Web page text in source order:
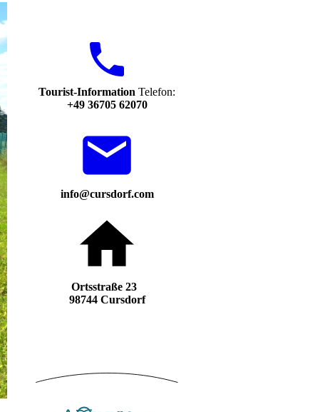
Tourist-Information Telefon:
+49 36705 62070
info@cursdorf.com
Ortsstraße 23
98744 Cursdorf